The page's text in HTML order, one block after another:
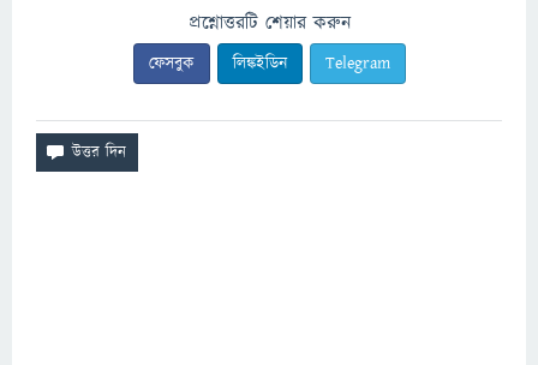
প্রশ্নোত্তরটি শেয়ার করুন
ফেসবুক লিঙ্কইডিন Telegram